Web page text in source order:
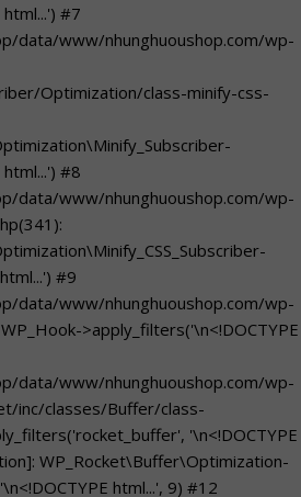
#7
data/www/nhunghuoushop.com/wp-
Optimization/class-minify-css-
#8
data/www/nhunghuoushop.com/wp-
#9
data/www/nhunghuoushop.com/wp-
>apply_filters('\n<!DOCTYPE
data/www/nhunghuoushop.com/wp-
inc/classes/Buffer/class-
'\n<!DOCTYPE
WP_Rocket\Buffer\Optimization-
html...', 9) #12